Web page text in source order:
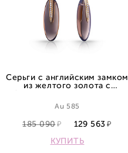
Серьги с английским замком
из желтого золота с
Au 585
185 090
129 563
КУПИТЬ